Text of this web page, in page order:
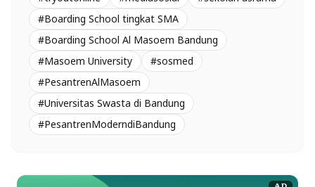
#Boarding School tingkat SMA
#Boarding School Al Masoem Bandung
#Masoem University
#sosmed
#PesantrenAlMasoem
#Universitas Swasta di Bandung
#PesantrenModerndiBandung